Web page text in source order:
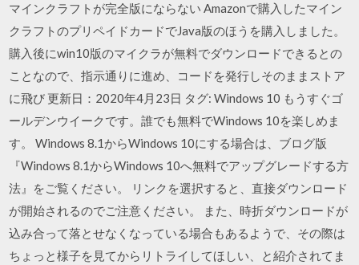
マインクラフトが完全版にならない Amazonで購入したマイン
クラフトのプリペイドカードでJava版のほうを購入しました。
購入後にwin10版のマイクラが無料でダウンロードできるとの
ことなので、指示通りに進め、コードを発行しそのままストア
に飛び 更新日：2020年4月23日 タグ: Windows 10 もうすぐゴ
ールデンウイークです。誰でも無料でWindows 10を楽しめま
す。 Windows 8.1からWindows 10にする場合は、ブログ版
『Windows 8.1からWindows 10へ無料でアップグレードする方
法』をご覧ください。 リンクを選択すると、直接ダウンロード
が開始されるのでご注意ください。 また、時折ダウンロードが
込み合って落とせなくなっている場合もあるようで、その際は
ちょっと様子を見てからリトライしてほしい、と紹介されてま